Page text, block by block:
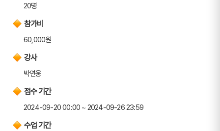
20명
참가비
60,000원
강사
박연웅
접수 기간
2024-09-20 00:00 ~ 2024-09-26 23:59
수업 기간